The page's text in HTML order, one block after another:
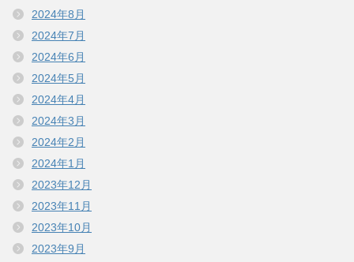
2024年8月
2024年7月
2024年6月
2024年5月
2024年4月
2024年3月
2024年2月
2024年1月
2023年12月
2023年11月
2023年10月
2023年9月